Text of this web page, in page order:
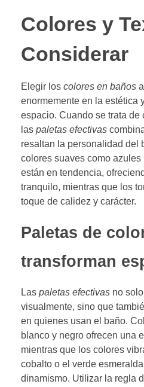
Colores y
Considerar
Elegir los colores en baños
enormemente en la estética
espacio. Cuando se trata de
las paletas efectivas
resaltan la personalidad del
colores suaves como
están en tendencia,
tranquilo, mientras que los
toque de calidez y carácter.
Paletas de
transforman
Las paletas efectivas no
visualmente, sino que
en quienes usan el baño.
blanco y negro ofrecen una
mientras que los colores
cobalto o el verde
dinamismo. Utilizar la regla